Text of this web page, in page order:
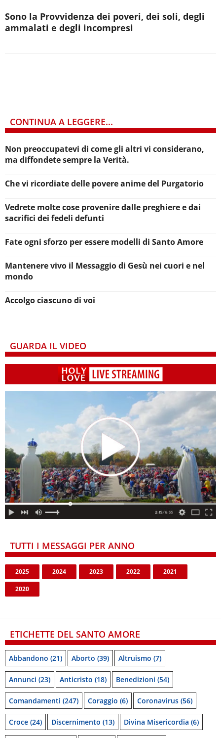
Sono la Provvidenza dei poveri, dei soli, degli
ammalati e degli incompresi
CONTINUA A LEGGERE...
Non preoccupatevi di come gli altri vi considerano,
ma diffondete sempre la Verità.
Che vi ricordiate delle povere anime del Purgatorio
Vedrete molte cose provenire dalle preghiere e dai
sacrifici dei fedeli defunti
Fate ogni sforzo per essere modelli di Santo Amore
Mantenere vivo il Messaggio di Gesù nei cuori e nel
mondo
Accolgo ciascuno di voi
GUARDA IL VIDEO
TUTTI I MESSAGGI PER ANNO
2025 2024 2023 2022 2021
2020
ETICHETTE DEL SANTO AMORE
Abbandono (21) Aborto (39) Altruismo (7)
Annunci (23) Anticristo (18) Benedizioni (54)
Comandamenti (247) Coraggio (6) Coronavirus (56)
Croce (24) Discernimento (13) Divina Misericordia (6)